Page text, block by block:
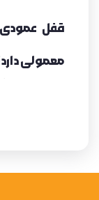
قفل
معمولی
است که
و در چند